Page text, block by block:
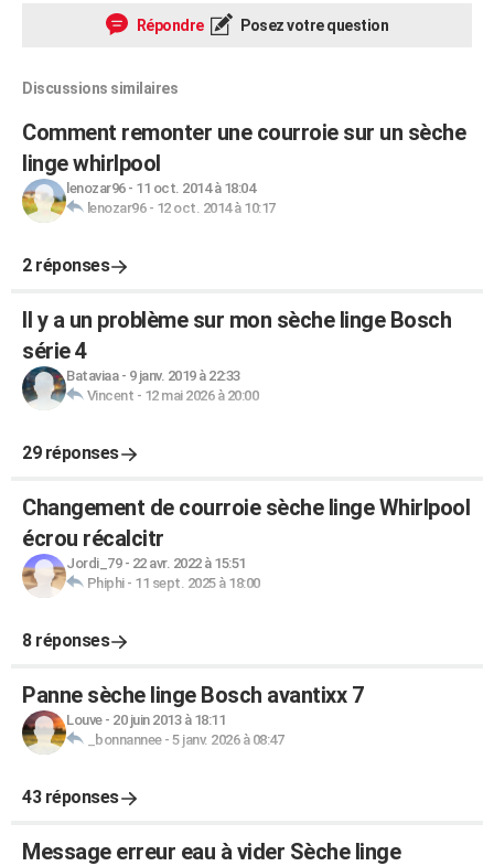
Répondre Posez votre question
Discussions similaires
Comment remonter une courroie sur un sèche
linge whirlpool
lenozar96- 11 oct. 2014 à 18:04
lenozar96- 12 oct. 2014 à 10:17
2 réponses
Il y a un problème sur mon sèche linge Bosch
série 4
Bataviaa- 9 janv. 2019 à 22:33
Vincent - 12 mai 2026 à 20:00
29 réponses
Changement de courroie sèche linge Whirlpool
écrou récalcitr
Jordi_79- 22 avr. 2022 à 15:51
Phiphi- 11 sept. 2025 à 18:00
8 réponses
Panne sèche linge Bosch avantixx 7
Louve- 20 juin 2013 à 18:11
_bonnannee- 5 janv. 2026 à 08:47
43 réponses
Message erreur eau à vider Sèche linge